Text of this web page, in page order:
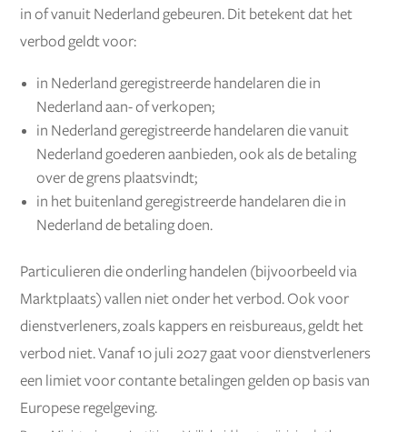
in of vanuit Nederland gebeuren. Dit betekent dat het
verbod geldt voor:
in Nederland geregistreerde handelaren die in
Nederland aan- of verkopen;
in Nederland geregistreerde handelaren die vanuit
Nederland goederen aanbieden, ook als de betaling
over de grens plaatsvindt;
in het buitenland geregistreerde handelaren die in
Nederland de betaling doen.
Particulieren die onderling handelen (bijvoorbeeld via
Marktplaats) vallen niet onder het verbod. Ook voor
dienstverleners, zoals kappers en reisbureaus, geldt het
verbod niet. Vanaf 10 juli 2027 gaat voor dienstverleners
een limiet voor contante betalingen gelden op basis van
Europese regelgeving.